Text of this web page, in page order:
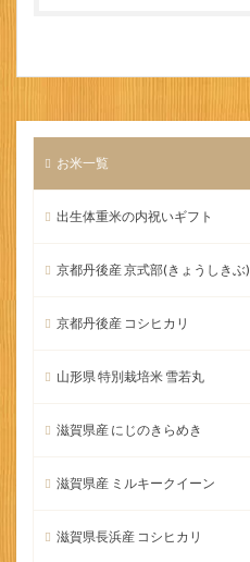
お米一覧
出生体重米の内祝いギフト
京都丹後産 京式部(きょうしきぶ)
京都丹後産 コシヒカリ
山形県 特別栽培米 雪若丸
滋賀県産 にじのきらめき
滋賀県産 ミルキークイーン
滋賀県長浜産 コシヒカリ